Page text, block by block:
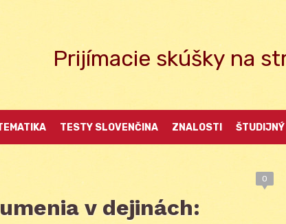
Prijímacie skúšky na
TESTY SLOVENČINA ZNALOSTI
0
v dejinách: